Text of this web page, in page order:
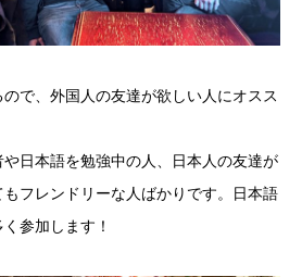
で、外国人の友達が欲しい人にオスス
日本語を勉強中の人、日本人の友達が
フレンドリーな人ばかりです。日本語
参加します！